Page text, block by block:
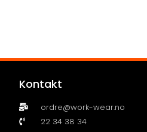
Kontakt
ordre@work-wear.no
22 34 38 34